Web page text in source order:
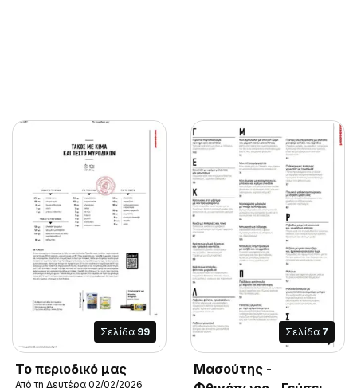
Σελίδα 99
Το περιοδικό μας
Από τη Δευτέρα 02/02/2026
Σελίδα 7
Μασούτης -